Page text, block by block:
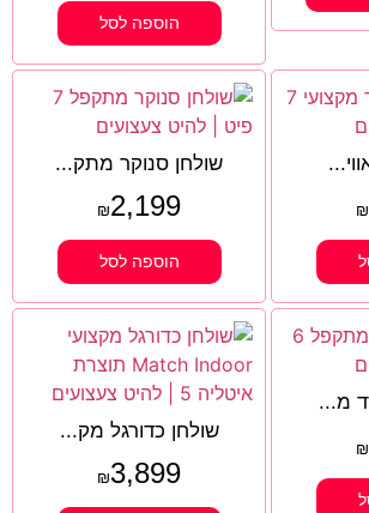
הוספה לסל
₪
שולחן סנוקר מתק...
₪2,199
הוספה לסל
מ...
₪
שולחן כדורגל מק...
₪3,899